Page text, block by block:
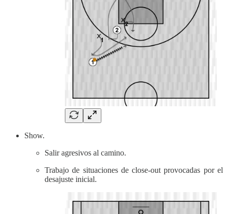
Show.
Salir agresivos al camino.
Trabajo de situaciones de close-out provocadas por el
desajuste inicial.